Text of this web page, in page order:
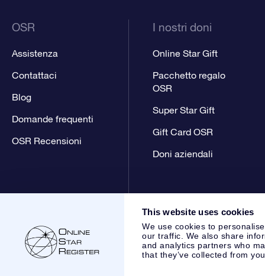
This website uses cookies
We use cookies to
our traffic. We also share
and analytics partners who
that they’ve collected from
OSR
Assistenza
Contattaci
Blog
Domande frequenti
OSR Recensioni
I nostri doni
Online Star Gift
Pacchetto regalo
OSR
Super Star Gift
Gift Card OSR
Doni aziendali